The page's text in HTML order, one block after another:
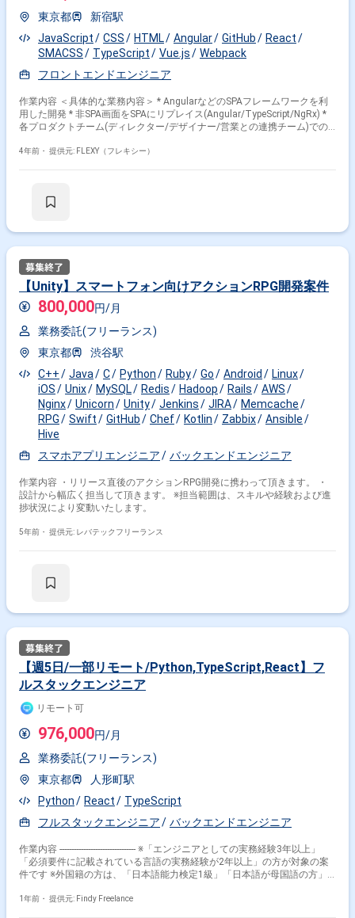
東京都
新宿駅
JavaScript
CSS HTML Angular GitHub
React
SMACSS
TypeScript Vue.js
Webpack
フロントエンドエンジニア
作業内容 ＜具体的な業務内容＞ * AngularなどのSPAフレームワークを利
用した開発 * 非SPA画面をSPAにリプレイス(Angular/TypeScript/NgRx) *
各プロダクトチーム(ディレクター/デザイナー/営業との連携チーム)での
Rails, PHP フロントエンド：Angular, NgRx, TypeScript, React, AngularJS,
AI/データ：Python, Google BigQuery, Tableau コミュニケーション/タスク
4年前・ 提供元: FLEXY（フレキシー）
【Unity】スマートフォン向けアクションRPG開発案件
800,000円/月
業務委託(フリーランス)
東京都
渋谷駅
C++
Java C Python Ruby Go Android
Linux
iOS
Unix MySQL Redis Hadoop Rails
AWS
Nginx
Unicorn Unity Jenkins JIRA
Memcache
RPG
Swift GitHub Chef Kotlin Zabbix
Ansible
Hive
スマホアプリエンジニア
バックエンドエンジニア
作業内容 ・リリース直後のアクションRPG開発に携わって頂きます。 ・
設計から幅広く担当して頂きます。 ※担当範囲は、スキルや経験および進
捗状況により変動いたします。
5年前・ 提供元: レバテックフリーランス
【週5日/一部リモート/Python,TypeScript,React】フ
ルスタックエンジニア
リモート可
976,000円/月
業務委託(フリーランス)
東京都
人形町駅
Python
React
TypeScript
フルスタックエンジニア
バックエンドエンジニア
作業内容 -------------------------------- ※「エンジニアとしての実務経験3年以上」
「必須要件に記載されている言語の実務経験が2年以上」の方が対象の案
件です ※外国籍の方は、「日本語能力検定1級」「日本語が母国語の方」
Freelanceで担当がついている方は、直接ご連絡いただいた方がスムーズで
1年前・ 提供元: Findy Freelance